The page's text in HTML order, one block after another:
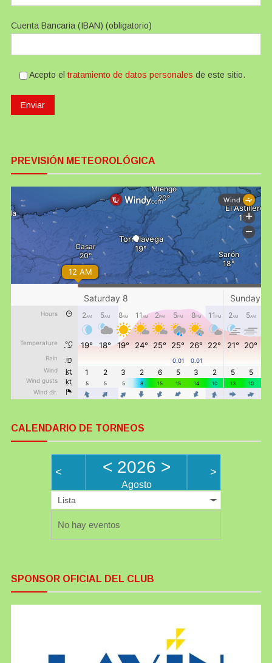
Cuenta Bancaria (IBAN) (obligatorio)
Acepto el tratamiento de datos personales de este sitio.
PREVISIÓN METEOROLÓGICA
CALENDARIO DE TORNEOS
< < 2026 >
Agosto
>
Lista
No hay eventos
SPONSOR OFICIAL DEL CLUB